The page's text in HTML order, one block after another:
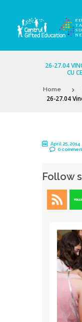
26-27.04
CU
Home
26-27.04
April 25, 2014
0
Follow